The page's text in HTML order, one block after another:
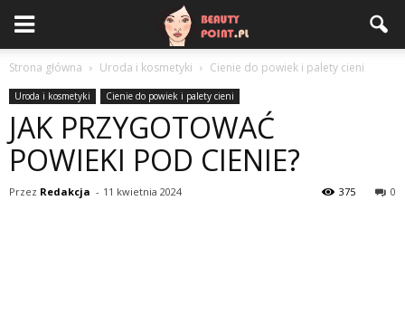
Strona główna Uroda i kosmetyki Cienie do powiek i palety cieni
Uroda i kosmetyki Cienie do powiek i palety cieni
JAK PRZYGOTOWAĆ
POWIEKI POD CIENIE?
Przez Redakcja - 11 kwietnia 2024 0
375